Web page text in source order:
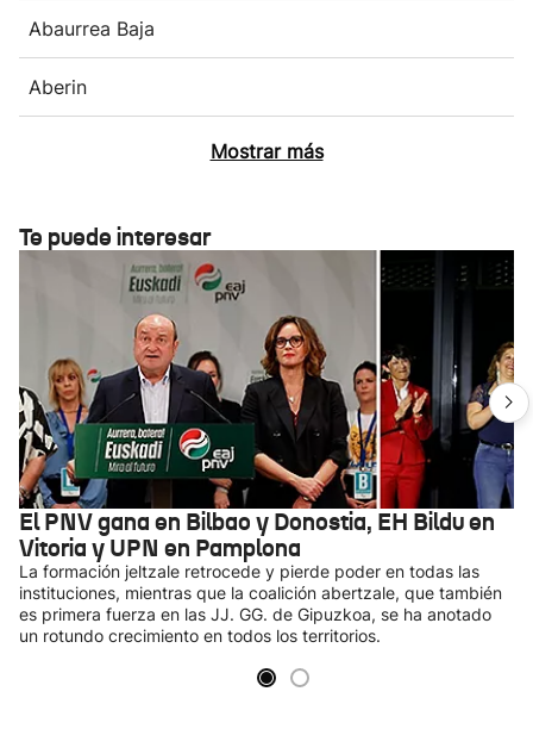
Abaurrea Baja
Aberin
Mostrar más
Te puede interesar
El PNV gana en Bilbao y Donostia, EH Bildu en
Vitoria y UPN en Pamplona
La formación jeltzale retrocede y pierde poder en todas las
instituciones, mientras que la coalición abertzale, que también
es primera fuerza en las JJ. GG. de Gipuzkoa, se ha anotado
un rotundo crecimiento en todos los territorios.